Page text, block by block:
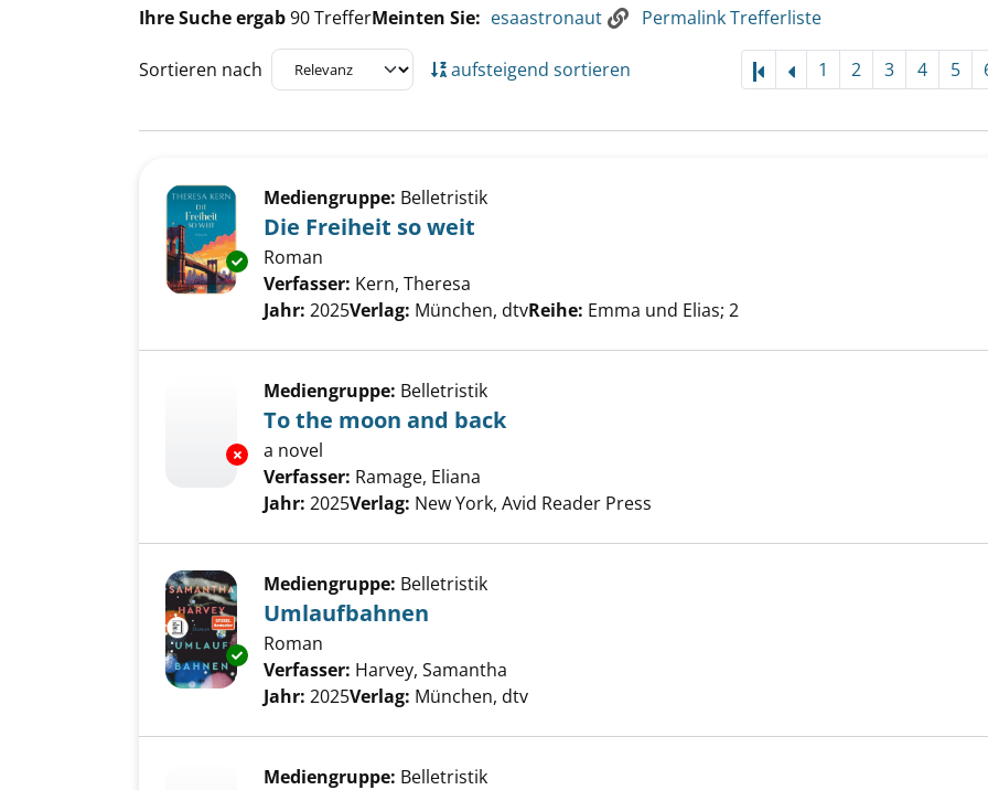
Ihre Suche ergab90 TrefferMeinten Sie: esaastronaut Permalink Trefferliste
Sortieren nach aufsteigend sortieren 1 2 3 4 5
Exemplar-Details von Die Freiheit so weit anzeigen
Mediengruppe: Belletristik
Die Freiheit so weit
Roman
Verfasser: Kern, Theresa
Jahr: 2025Verlag: München, dtvReihe: Emma und Elias; 2
Exemplar-Details von To the moon and back anzeigen
Mediengruppe: Belletristik
To the moon and back
a novel
Verfasser: Ramage, Eliana
Jahr: 2025Verlag: New York, Avid Reader Press
Exemplar-Details von Umlaufbahnen anzeigen
Mediengruppe: Belletristik
Umlaufbahnen
Roman
Verfasser: Harvey, Samantha
Jahr: 2025Verlag: München, dtv
Mediengruppe: Belletristik